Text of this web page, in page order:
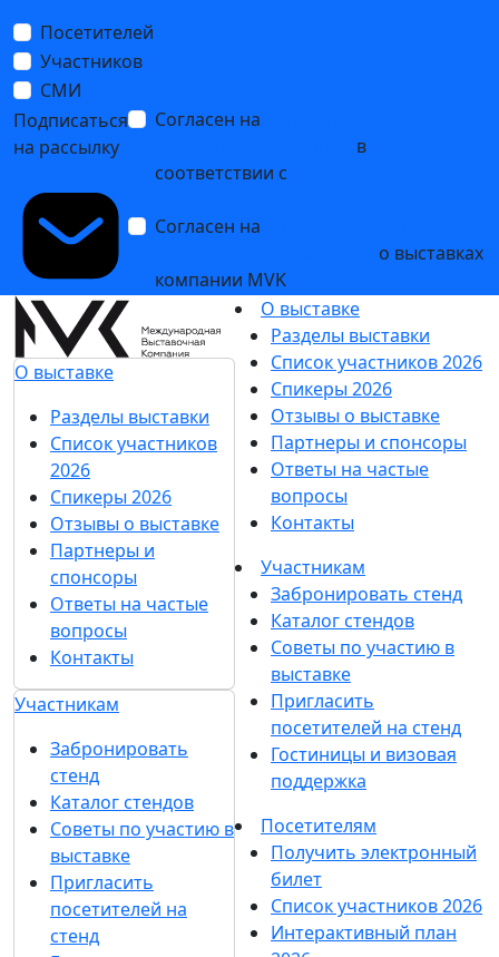
Посетителей
Участников
СМИ
Подписаться
на рассылку
Согласен на
в
соответствии с
Согласен на
о выставках
компании MVK
О выставке
Разделы выставки
Список участников
2026
Спикеры 2026
Отзывы о выставке
Партнеры и
спонсоры
Ответы на частые
вопросы
Контакты
Участникам
Забронировать
стенд
Каталог стендов
Советы по участию в
выставке
Пригласить
посетителей на
стенд
О выставке
Разделы выставки
Список участников 2026
Спикеры 2026
Отзывы о выставке
Партнеры и спонсоры
Ответы на частые
вопросы
Контакты
Участникам
Забронировать стенд
Каталог стендов
Советы по участию в
выставке
Пригласить
посетителей на стенд
Гостиницы и визовая
поддержка
Посетителям
Получить электронный
билет
Список участников 2026
Интерактивный план